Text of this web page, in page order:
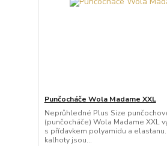
Punčocháče Wola Madame XXL
Neprůhledné Plus Size
(punčocháče) Wola Madame XXL
s přídavkem polyamidu a
kalhoty jsou...